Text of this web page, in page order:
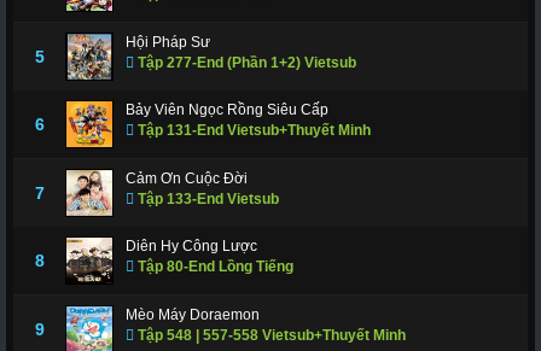
5
Hội Pháp Sư
Tập 277-End (Phần 1+2) Vietsub
6
Bảy Viên Ngọc Rồng Siêu Cấp
Tập 131-End Vietsub+Thuyết Minh
7
Cảm Ơn Cuộc Đời
Tập 133-End Vietsub
8
Diên Hy Công Lược
Tập 80-End Lồng Tiếng
9
Mèo Máy Doraemon
Tập 548 | 557-558 Vietsub+Thuyết Minh